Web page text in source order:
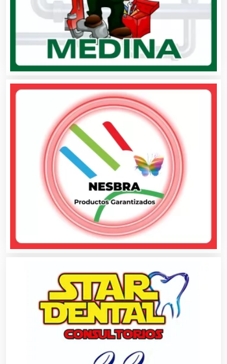
Capacitación
Carnicerías
Carpinterías
Centros Comerciales
Centros de Espectáculos
Centros de Nutrición
Centros Turísticos
Cerrajerías
Cibercafés
Clínicas de Belleza